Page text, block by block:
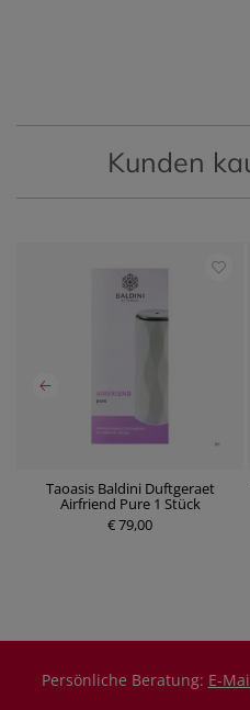
Kunden
Taoasis Baldini Duftgeraet
Airfriend Pure 1 Stück
€ 79,00
Persönliche Beratung: E-